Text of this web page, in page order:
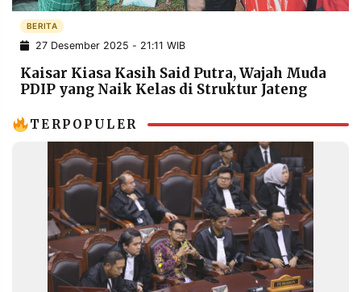
POLICY WARGA
INFORMASI
IKLAN
KIRIM
PENGADUAN TERM
OF
KAMI
BERITA
27 Desember 2025 - 21:11 WIB
Kaisar Kiasa Kasih Said Putra, Wajah Muda
PDIP yang Naik Kelas di Struktur Jateng
TERPOPULER